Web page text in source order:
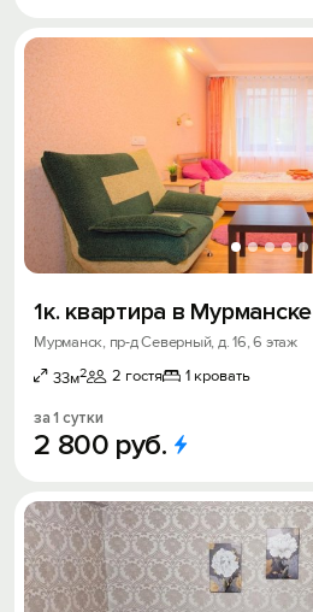
1к. квартира в Мурманске
Мурманск, пр-д Северный, д. 16, 6 этаж
33м2 2 гостя 1 кровать
за 1 сутки
2 800 руб.